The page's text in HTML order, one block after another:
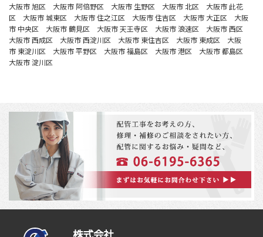
大阪市 旭区 大阪市 阿倍野区 大阪市 生野区 大阪市 北区 大阪市 此花
区 大阪市 城東区 大阪市 住之江区 大阪市 住吉区 大阪市 大正区 大阪
市 中央区 大阪市 鶴見区 大阪市 天王寺区 大阪市 浪速区 大阪市 西区
大阪市 西成区 大阪市 西淀川区 大阪市 東住吉区 大阪市 東成区 大阪
市 東淀川区 大阪市 平野区 大阪市 福島区 大阪市 港区 大阪市 都島区
大阪市 淀川区